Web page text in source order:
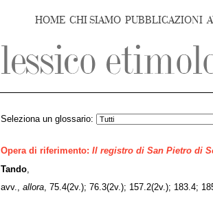
HOME CHI SIAMO PUBBLICAZIONI
Seleziona un glossario:
Opera di riferimento: Il registro di San Pietro di
Tando
avv., allora, 75.4(2v.); 76.3(2v.); 157.2(2v.); 183.4;